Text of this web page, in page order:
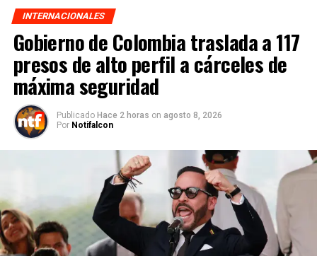
INTERNACIONALES
Gobierno de Colombia traslada a 117
presos de alto perfil a cárceles de
máxima seguridad
Publicado Hace 2 horas on agosto 8, 2026
Por Notifalcon